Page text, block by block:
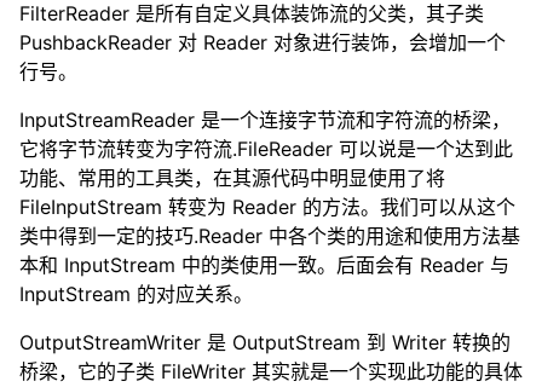
FilterReader 是所有自定义具体装饰流的父类，其子类
PushbackReader 对 Reader 对象进行装饰，会增加一个
行号。
InputStreamReader 是一个连接字节流和字符流的桥梁，
它将字节流转变为字符流.FileReader 可以说是一个达到此
功能、常用的工具类，在其源代码中明显使用了将
FileInputStream 转变为 Reader 的方法。我们可以从这个
类中得到一定的技巧.Reader 中各个类的用途和使用方法基
本和 InputStream 中的类使用一致。后面会有 Reader 与
InputStream 的对应关系。
OutputStreamWriter 是 OutputStream 到 Writer 转换的
桥梁，它的子类 FileWriter 其实就是一个实现此功能的具体